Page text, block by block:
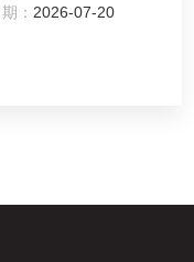
： 2026-07-20